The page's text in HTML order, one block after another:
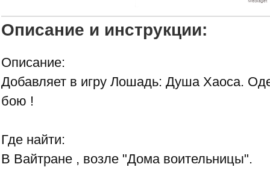
Описание и инструкции:
Описание:
Добавляет в игру Лошадь: Душа Хаоса.
бою !
Где найти:
В Вайтране , возле "Дома воительницы".